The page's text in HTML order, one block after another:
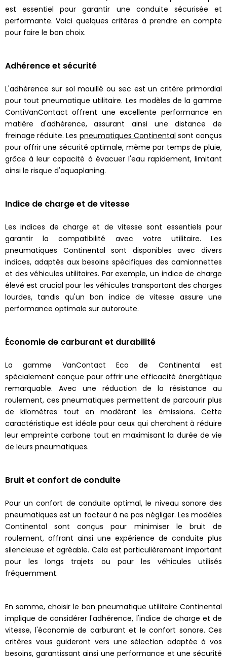
est essentiel pour garantir une conduite sécurisée et
performante. Voici quelques critères à prendre en compte
pour faire le bon choix.
Adhérence et sécurité
L'adhérence sur sol mouillé ou sec est un critère primordial
pour tout pneumatique utilitaire. Les modèles de la gamme
ContiVanContact offrent une excellente performance en
matière d'adhérence, assurant ainsi une distance de
freinage réduite. Les pneumatiques Continental sont conçus
pour offrir une sécurité optimale, même par temps de pluie,
grâce à leur capacité à évacuer l'eau rapidement, limitant
ainsi le risque d'aquaplaning.
Indice de charge et de vitesse
Les indices de charge et de vitesse sont essentiels pour
garantir la compatibilité avec votre utilitaire. Les
pneumatiques Continental sont disponibles avec divers
indices, adaptés aux besoins spécifiques des camionnettes
et des véhicules utilitaires. Par exemple, un indice de charge
élevé est crucial pour les véhicules transportant des charges
lourdes, tandis qu'un bon indice de vitesse assure une
performance optimale sur autoroute.
Économie de carburant et durabilité
La gamme VanContact Eco de Continental est
spécialement conçue pour offrir une efficacité énergétique
remarquable. Avec une réduction de la résistance au
roulement, ces pneumatiques permettent de parcourir plus
de kilomètres tout en modérant les émissions. Cette
caractéristique est idéale pour ceux qui cherchent à réduire
leur empreinte carbone tout en maximisant la durée de vie
de leurs pneumatiques.
Bruit et confort de conduite
Pour un confort de conduite optimal, le niveau sonore des
pneumatiques est un facteur à ne pas négliger. Les modèles
Continental sont conçus pour minimiser le bruit de
roulement, offrant ainsi une expérience de conduite plus
silencieuse et agréable. Cela est particulièrement important
pour les longs trajets ou pour les véhicules utilisés
fréquemment.
En somme, choisir le bon pneumatique utilitaire Continental
implique de considérer l'adhérence, l'indice de charge et de
vitesse, l'économie de carburant et le confort sonore. Ces
critères vous guideront vers une sélection adaptée à vos
besoins, garantissant ainsi une performance et une sécurité